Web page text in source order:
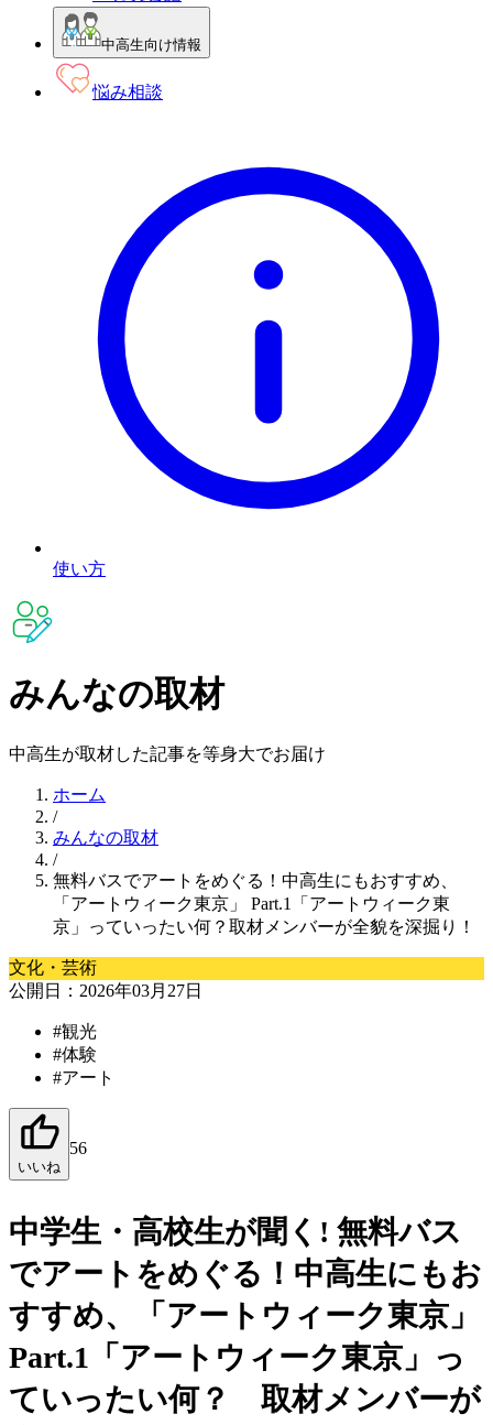
中高生向け情報
悩み相談
使い方
みんなの取材
中高生が取材した記事を等身大でお届け
ホーム
/
みんなの取材
/
無料バスでアートをめぐる！中高生にもおすすめ、
「アートウィーク東京」 Part.1「アートウィーク東
京」っていったい何？取材メンバーが全貌を深掘り！
文化・芸術
公開日：2026年03月27日
#観光
#体験
#アート
いいね
56
中学生・高校生が聞く! 無料バス
でアートをめぐる！中高生にもお
すすめ、「アートウィーク東京」
Part.1「アートウィーク東京」 っ
ていったい何？ 取材メンバーが